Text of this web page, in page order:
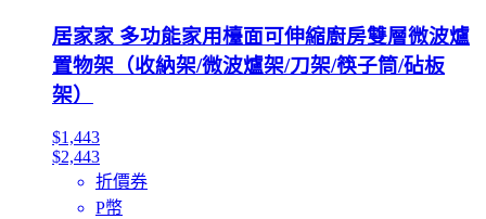
居家家 多功能家用檯面可伸縮廚房雙層微波爐
置物架（收納架/微波爐架/刀架/筷子筒/砧板
架）
$1,443
$2,443
折價券
P幣